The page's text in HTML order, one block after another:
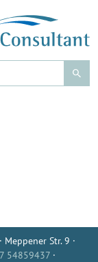
Str. 9 ·
54859437 ·